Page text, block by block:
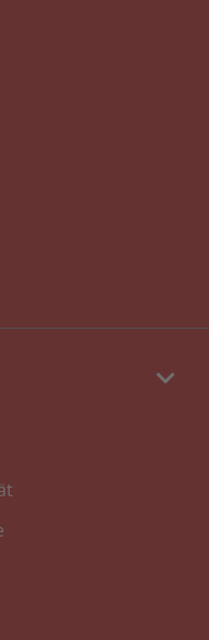
keyboard_arrow_down